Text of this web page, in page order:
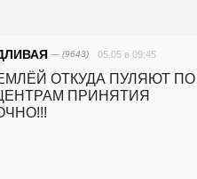
— (9643) 05.05 в 09:45
ОТКУДА ПУЛЯЮТ ПО
ПРИНЯТИЯ